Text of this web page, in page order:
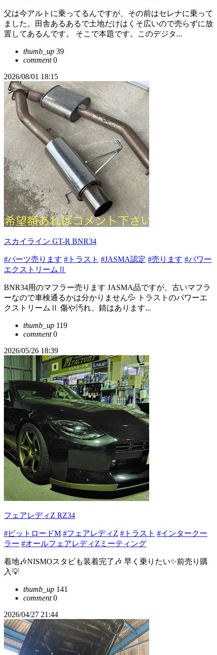
父は今アルトに乗ってるんですが、その前はセレナに乗って
ました。田舎あるあるで土地だけはくそ広いので売らずに放
置してあるんです。 そこで本題です。このデジタ...
thumb_up 39
comment0
2026/08/01 18:15
スカイライン GT-R BNR34
#パーツ売ります #トラスト #JASMA認定 #売ります #パワー
エクストリームⅡ
BNR34用のマフラー売ります JASMA品ですが、古いマフラ
ーなので車検通るかは分かりません💦 トラストのパワーエ
クストリームⅡ 傷や汚れ、錆はあります...
thumb_up 119
comment0
2026/05/26 18:39
フェアレディZ RZ34
#ピットロードM #フェアレディZ #トラスト #インタークー
ラー #オールフェアレディZミーティング
着地🎶NISMOスタビも装着完了🎶 早く乗りたい✨前売り購
入💡
thumb_up 141
comment0
2026/04/27 21:44